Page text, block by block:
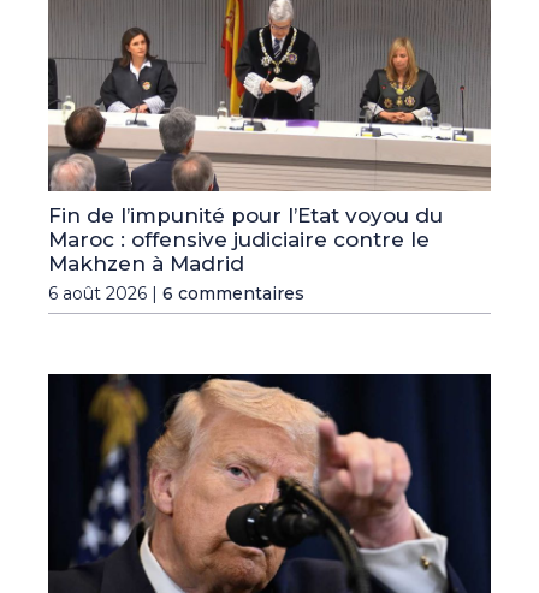
Fin de l’impunité pour l’Etat voyou du
Maroc : offensive judiciaire contre le
Makhzen à Madrid
6 août 2026 | 6 commentaires